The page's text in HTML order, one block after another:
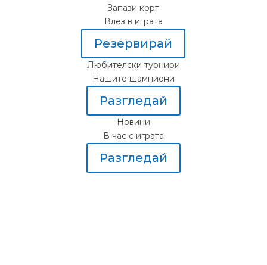
Запази корт
Влез в играта
Резервирай
Любителски турнири
Нашите шампиони
Разгледай
Новини
В час с играта
Разгледай